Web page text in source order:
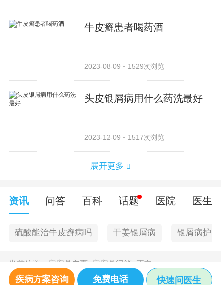
牛皮癣患者喝药酒
2023-08-09 1529次浏览
头皮银屑病用什么药洗最好
2023-12-09 1517次浏览
展开更多
资讯 问答 百科 话题 医院 医生
硫酸能治牛皮癣病吗 干姜银屑病 银屑病护
当前位置： 定安县主页> 定安县问答> 正文
疾病方案咨询 免费电话 快速问医生